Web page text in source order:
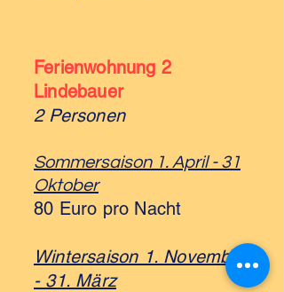
Ferienwohnung 2
Lindebauer
2 Personen
Sommersaison 1. April - 31
Oktober
80 Euro pro Nacht
Wintersaison 1. November
- 31. März